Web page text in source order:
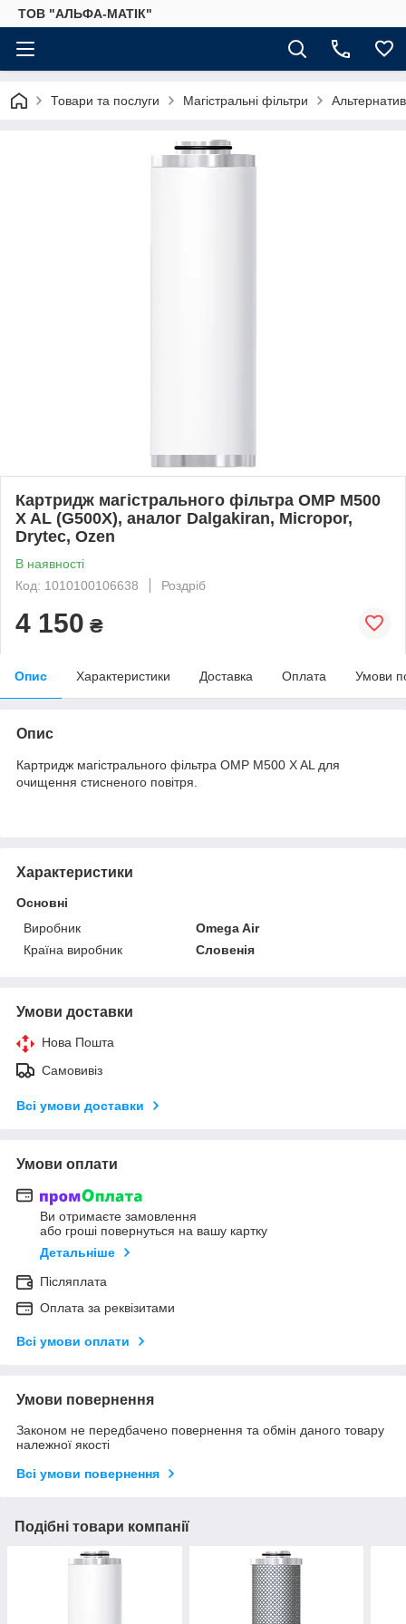
ТОВ "АЛЬФА-МАТІК"
Товари та послуги Магістральні фільтри
Картридж магістрального фільтра OMP M500
X AL (G500X), аналог Dalgakiran, Micropor,
Drytec, Ozen
В наявності
Код: 1010100106638
Роздріб
4 150 ₴
Опис Характеристики Доставка Оплата Умови
Опис
Картридж магістрального фільтра OMP M500 X AL для
очищення стисненого повітря.
Характеристики
Основні
Виробник
Omega Air
Країна виробник
Словенія
Умови доставки
Нова Пошта
Самовивіз
Всі умови доставки
Умови оплати
Ви отримаєте замовлення
або гроші повернуться на вашу картку
Детальніше
Післяплата
Оплата за реквізитами
Всі умови оплати
Умови повернення
Законом не передбачено повернення та обмін даного товару
належної якості
Всі умови повернення
Подібні товари компанії